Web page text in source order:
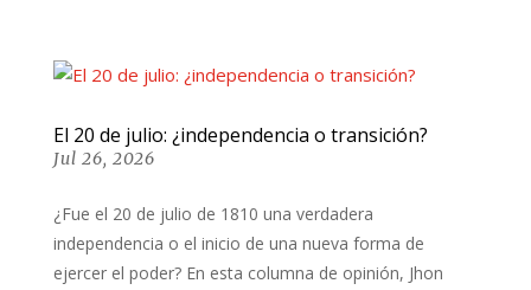
El 20 de julio: ¿independencia o transición?
Jul 26, 2026
¿Fue el 20 de julio de 1810 una verdadera
independencia o el inicio de una nueva forma de
ejercer el poder? En esta columna de opinión, Jhon